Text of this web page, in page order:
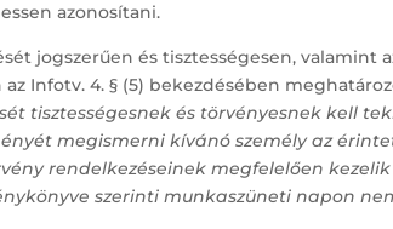
azonosítani.
jogszerűen és tisztességesen, valamint
Infotv. 4. § (5) bekezdésében
tisztességesnek és törvényesnek kell
megismerni kívánó személy az
rendelkezéseinek megfelelően
szerinti munkaszüneti napon